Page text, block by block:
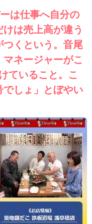
は仕事へ自分の
は売上高が違う
くという。音尾
ネージャーがこ
ていること。こ
しょ」とぼやい